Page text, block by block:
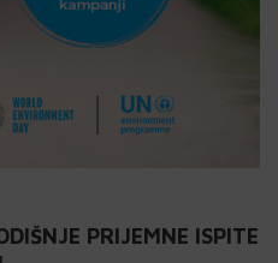
PRIJEMNE ISPITE